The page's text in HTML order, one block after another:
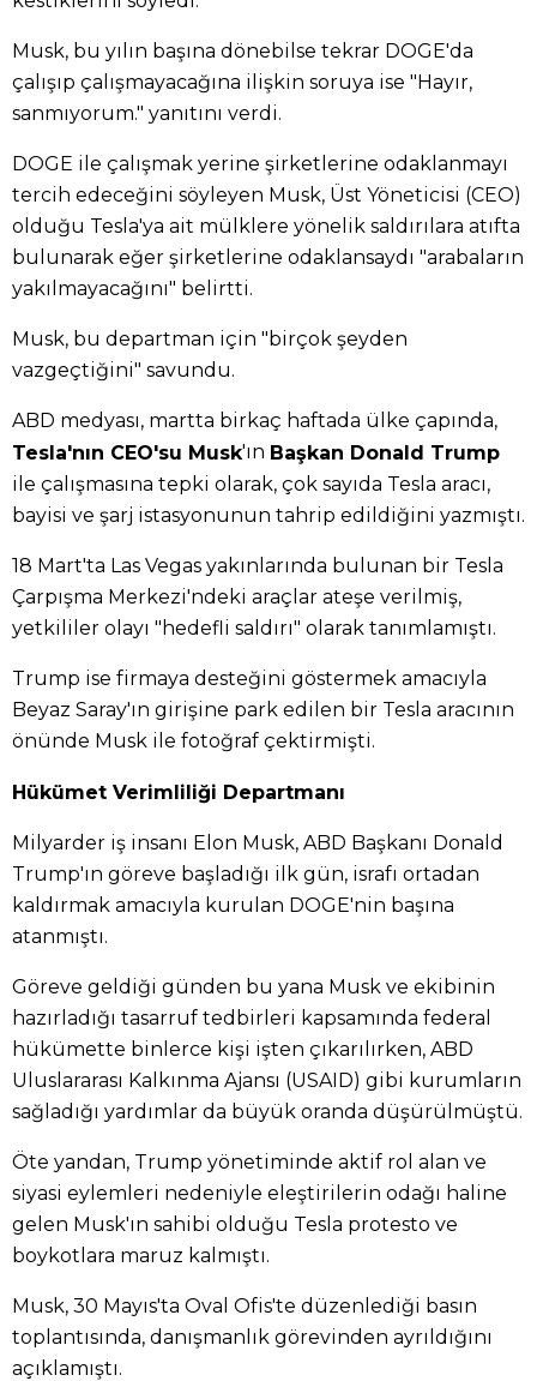
Musk, bu yılın başına dönebilse tekrar DOGE'da
çalışıp çalışmayacağına ilişkin soruya ise "Hayır,
sanmıyorum." yanıtını verdi.
DOGE ile çalışmak yerine şirketlerine odaklanmayı
tercih edeceğini söyleyen Musk, Üst Yöneticisi (CEO)
olduğu Tesla'ya ait mülklere yönelik saldırılara atıfta
bulunarak eğer şirketlerine odaklansaydı "arabaların
yakılmayacağını" belirtti.
Musk, bu departman için "birçok şeyden
vazgeçtiğini" savundu.
ABD medyası, martta birkaç haftada ülke çapında,
Tesla'nın CEO'su Musk'ın Başkan Donald Trump
ile çalışmasına tepki olarak, çok sayıda Tesla aracı,
bayisi ve şarj istasyonunun tahrip edildiğini yazmıştı.
18 Mart'ta Las Vegas yakınlarında bulunan bir Tesla
Çarpışma Merkezi'ndeki araçlar ateşe verilmiş,
yetkililer olayı "hedefli saldırı" olarak tanımlamıştı.
Trump ise firmaya desteğini göstermek amacıyla
Beyaz Saray'ın girişine park edilen bir Tesla aracının
önünde Musk ile fotoğraf çektirmişti.
Hükümet Verimliliği Departmanı
Milyarder iş insanı Elon Musk, ABD Başkanı Donald
Trump'ın göreve başladığı ilk gün, israfı ortadan
kaldırmak amacıyla kurulan DOGE'nin başına
atanmıştı.
Göreve geldiği günden bu yana Musk ve ekibinin
hazırladığı tasarruf tedbirleri kapsamında federal
hükümette binlerce kişi işten çıkarılırken, ABD
Uluslararası Kalkınma Ajansı (USAID) gibi kurumların
sağladığı yardımlar da büyük oranda düşürülmüştü.
Öte yandan, Trump yönetiminde aktif rol alan ve
siyasi eylemleri nedeniyle eleştirilerin odağı haline
gelen Musk'ın sahibi olduğu Tesla protesto ve
boykotlara maruz kalmıştı.
Musk, 30 Mayıs'ta Oval Ofis'te düzenlediği basın
toplantısında, danışmanlık görevinden ayrıldığını
açıklamıştı.